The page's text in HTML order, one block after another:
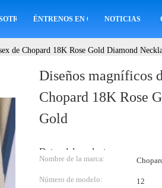
ÉNTRENOS EN CONTACTO CON
NOTICIAS
de Chopard 18K Rose Gold Diamond
Diseños magníficos
Chopard 18K Rose
Gold
Datos del producto:
Nombre de la marca:
Número de modelo: 12